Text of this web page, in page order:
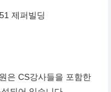
제퍼빌딩
은 CS강사들을 포함한